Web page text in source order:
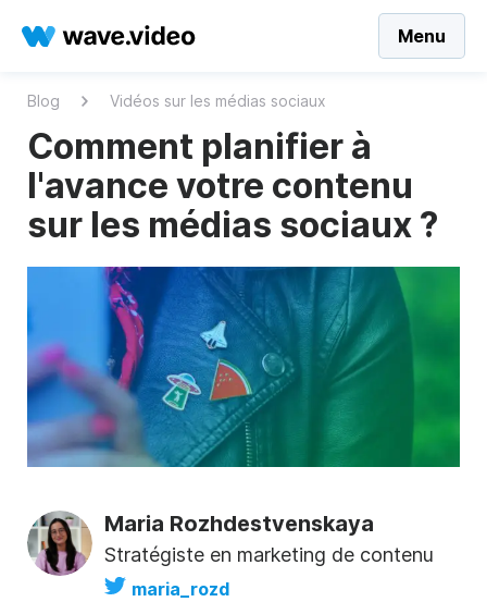
Menu
Blog Vidéos sur les médias sociaux
Comment planifier à
l'avance votre contenu
sur les médias sociaux ?
Maria Rozhdestvenskaya
Stratégiste en marketing de contenu
maria_rozd